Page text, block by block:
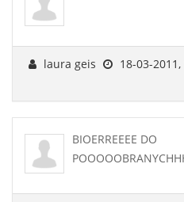
laura geis
18-03-
BIOERREEEE DO